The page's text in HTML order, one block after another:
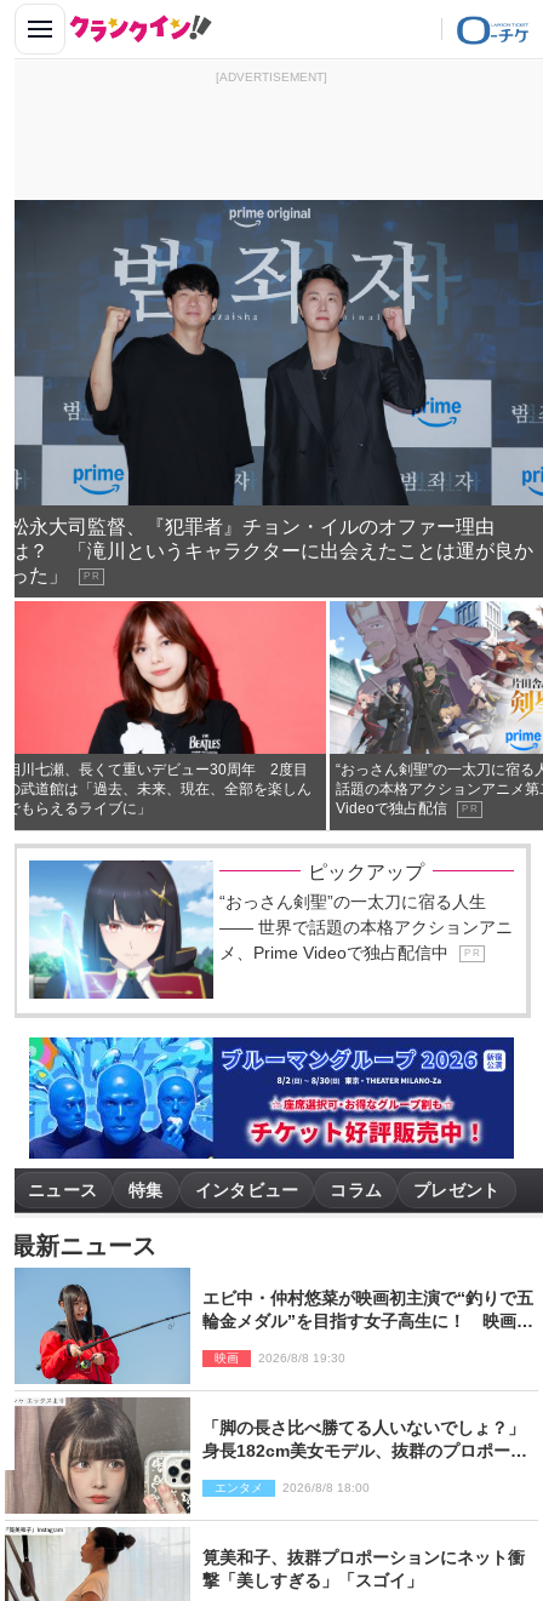
[ADVERTISEMENT]
松永大司監督、『犯罪者』チョン・イルのオファー理由
は？ 「滝川というキャラクターに出会えたことは運が良か
った」
P R
相川七瀬、長くて重いデビュー30周年 2度目
の武道館は「過去、未来、現在、全部を楽しん
でもらえるライブに」
“おっさん剣聖”の一太刀に宿
話題の本格アクションアニメ
Videoで独占配信
P R
ピックアップ
“おっさん剣聖”の一太刀に宿る人生
―― 世界で話題の本格アクションアニ
メ、Prime Videoで独占配信中
P R
ニュース 特集 インタビュー コラム プレゼント
最新ニュース
エビ中・仲村悠菜が映画初主演で“釣りで五
輪金メダル”を目指す女子高生に！ 映画
映画 2026/8/8 19:30
「脚の長さ比べ勝てる人いないでしょ？」
身長182cm美女モデル、抜群のプロポーシ
エンタメ 2026/8/8 18:00
筧美和子、抜群プロポーションにネット衝
撃「美しすぎる」「スゴイ」